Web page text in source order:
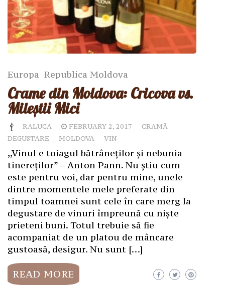
Europa Republica Moldova
Crame din Moldova: Cricova vs.
Mileștii Mici
RALUCA FEBRUARY 2, 2017
CRAMĂ
DEGUSTARE
MOLDOVA VIN
,,Vinul e toiagul bătrâneților și nebunia
tinereților” – Anton Pann. Nu știu cum
este pentru voi, dar pentru mine, unele
dintre momentele mele preferate din
timpul toamnei sunt cele în care merg la
degustare de vinuri împreună cu niște
prieteni buni. Totul trebuie să fie
acompaniat de un platou de mâncare
gustoasă, desigur. Nu sunt […]
READ MORE